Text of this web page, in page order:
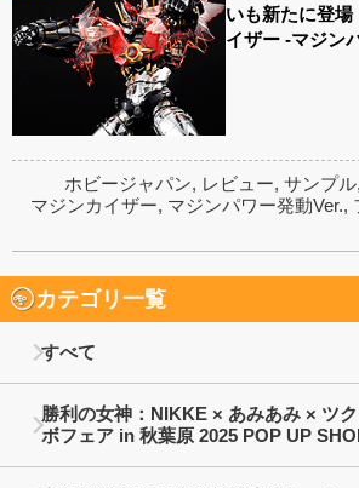
いも新たに登
イザー -マジン
ホビージャパン, レビュー, サンプル,
マジンカイザー, マジンパワー発動Ver.,
カテゴリ一覧
すべて
勝利の女神：NIKKE × あみあみ × ツ
ボフェア in 秋葉原 2025 POP UP